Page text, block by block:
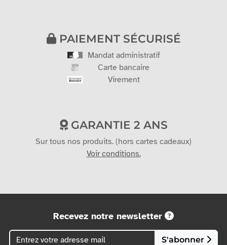
PAIEMENT SÉCURISÉ
Mandat administratif
Carte bancaire
Virement
GARANTIE 2 ANS
Sur tous nos produits. (hors cartes cadeaux)
Voir conditions.
Recevez notre newsletter
S'abonner